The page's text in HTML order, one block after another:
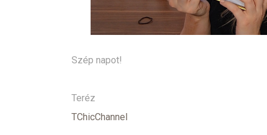
Szép napot!
Teréz
TChicChannel